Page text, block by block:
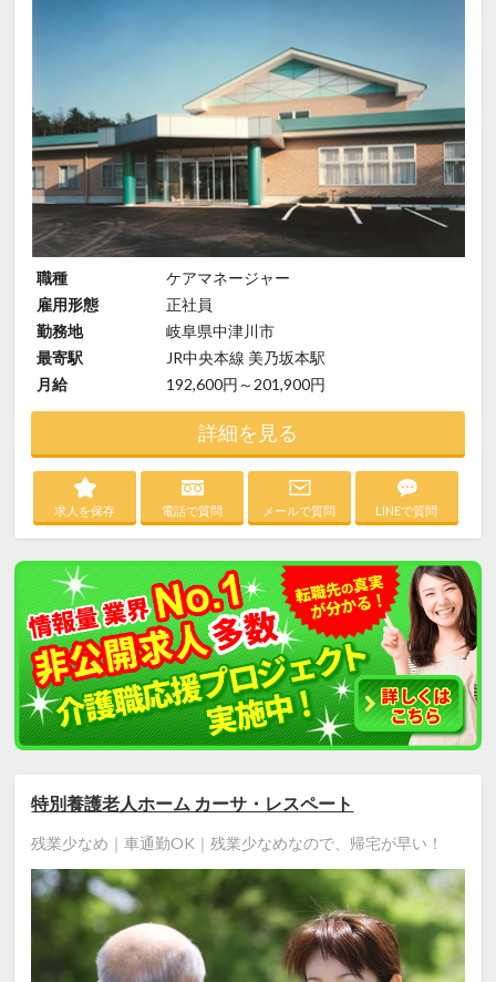
職種
ケアマネージャー
雇用形態
正社員
勤務地
岐阜県中津川市
最寄駅
JR中央本線 美乃坂本駅
月給
192,600円～201,900円
詳細を見る
求人を保存 電話で質問 メールで質問 LINEで質問
特別養護老人ホーム カーサ・レスペート
残業少なめ｜車通勤OK｜残業少なめなので、帰宅が早い！